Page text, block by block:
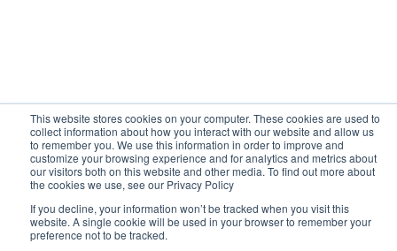
This website stores cookies on your computer. These cookies are used to
collect information about how you interact with our website and allow us
to remember you. We use this information in order to improve and
customize your browsing experience and for analytics and metrics about
our visitors both on this website and other media. To find out more about
the cookies we use, see our Privacy Policy
If you decline, your information won’t be tracked when you visit this
website. A single cookie will be used in your browser to remember your
preference not to be tracked.